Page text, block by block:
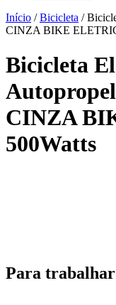
Início /Bicicleta /
CINZA BIKE
Bicicleta
CINZA
500Watts
Para